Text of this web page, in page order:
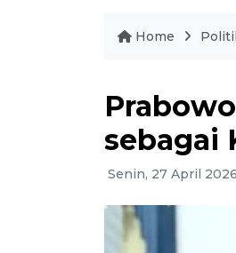
Home
sebagai
Senin, 27 April